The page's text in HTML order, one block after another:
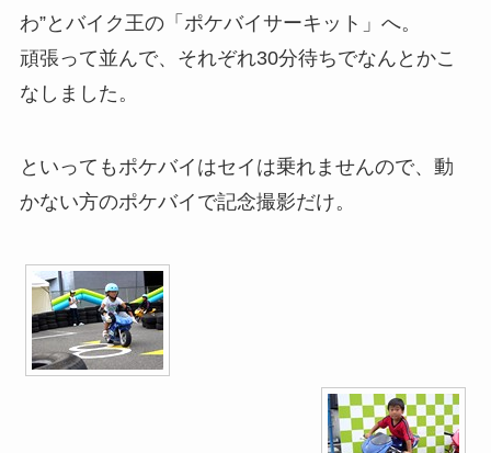
わ”とバイク王の「ポケバイサーキット」へ。
頑張って並んで、それぞれ30分待ちでなんとかこ
なしました。
といってもポケバイはセイは乗れませんので、動
かない方のポケバイで記念撮影だけ。